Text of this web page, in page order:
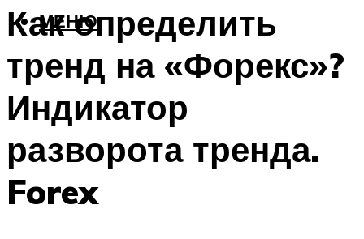
МЕНЮ
Как определить
тренд на «Форекс»?
Индикатор
разворота тренда.
Forex